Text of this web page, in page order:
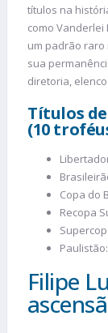
títulos na
como Vanderlei
um padrão
sua
diretoria,
Títulos
(10
Copa do
Recopa
Filipe